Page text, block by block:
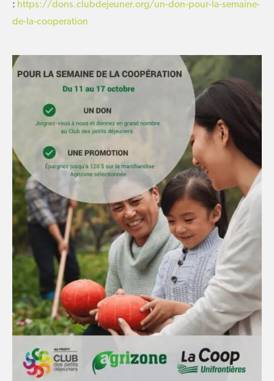
: https://dons.clubdejeuner.org/un-don-pour-la-semaine-
de-la-cooperation